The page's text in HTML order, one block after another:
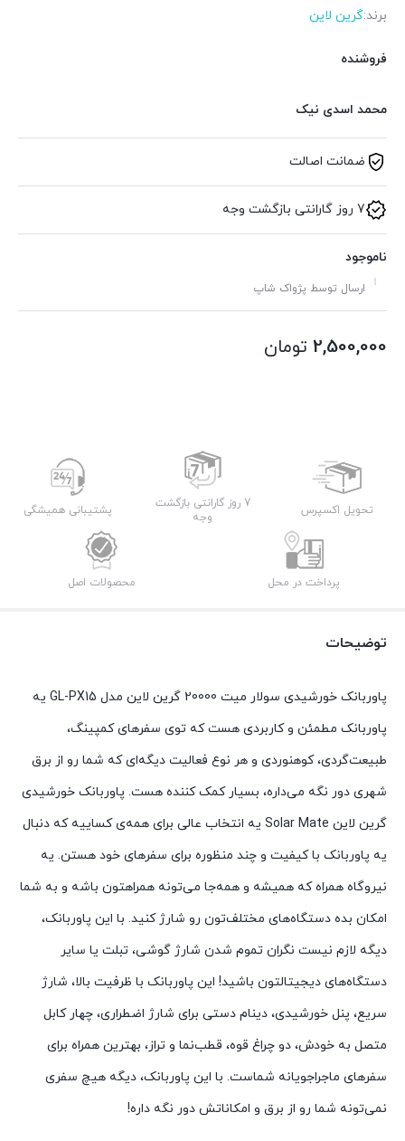
برند:گرین لاین
فروشنده
محمد اسدی نیک
ضمانت اصالت
7 روز گارانتی بازگشت وجه
ناموجود
ارسال توسط پژواک شاپ
2,500,000 تومان
تحویل اکسپرس
7 روز گارانتی بازگشت
وجه
پشتیبانی همیشگی
پرداخت در محل محصولات اصل
توضیحات
پاوربانک خورشیدی سولار میت 20000 گرین لاین مدل GL-PX15 یه
پاوربانک مطمئن و کاربردی هست که توی سفرهای کمپینگ،
طبیعت‌گردی، کوهنوردی و هر نوع فعالیت دیگه‌ای که شما رو از برق
شهری دور نگه می‌داره، بسیار کمک کننده هست. پاوربانک خورشیدی
گرین لاین Solar Mate یه انتخاب عالی برای همه‌ی کساییه که دنبال
یه پاوربانک با کیفیت و چند منظوره برای سفرهای خود هستن. یه
نیروگاه همراه که همیشه و همه‌جا می‌تونه همراهتون باشه و به شما
امکان بده دستگاه‌های مختلف‌تون رو شارژ کنید. با این پاوربانک،
دیگه لازم نیست نگران تموم شدن شارژ گوشی، تبلت یا سایر
دستگاه‌های دیجیتالتون باشید! این پاوربانک با ظرفیت بالا، شارژ
سریع، پنل خورشیدی، دینام دستی برای شارژ اضطراری، چهار کابل
متصل به خودش، دو چراغ قوه، قطب‌نما و تراز، بهترین همراه برای
سفرهای ماجراجویانه شماست. با این پاوربانک، دیگه هیچ سفری
نمی‌تونه شما رو از برق و امکاناتش دور نگه داره!